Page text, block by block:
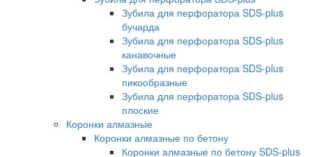
Зубила для перфоратора SDS-plus
бучарда
Зубила для перфоратора SDS-plus
канавочные
Зубила для перфоратора SDS-plus
пикообразные
Зубила для перфоратора SDS-plus
плоские
Коронки алмазные
Коронки алмазные по бетону
Коронки алмазные по бетону SDS-plus